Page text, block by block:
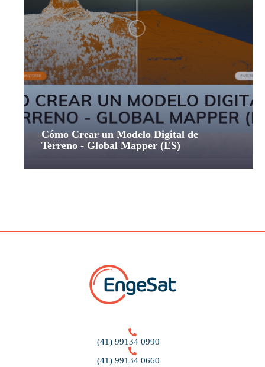
Cómo Crear un Modelo Digital de
Terreno - Global Mapper (ES)
(41) 99134 0990
(41) 99134 0660